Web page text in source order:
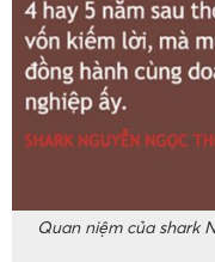
Quan niệm của shark